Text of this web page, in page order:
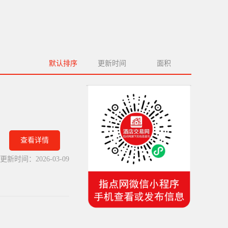
默认排序 更新时间 面积
查看详情
更新时间： 2026-03-09